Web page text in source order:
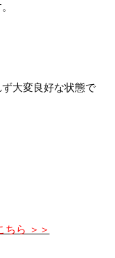
大変良好な状態で
ちら ＞＞